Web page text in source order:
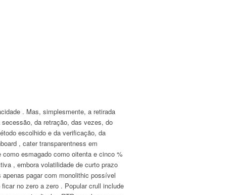
. Mas, simplesmente, a retirada
da retração, das vezes, do
escolhido e da verificação, da
, cater transparentness em
esmagado como oitenta e cinco %
, embora volatilidade de curto prazo
pagar com monolithic possível
no zero a zero . Popular crull include